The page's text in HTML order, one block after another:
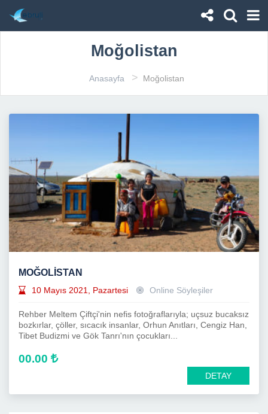
Moğolistan
Anasayfa > Moğolistan
MOĞOLİSTAN
10 Mayıs 2021, Pazartesi Online Söyleşiler
Rehber Meltem Çiftçi'nin nefis fotoğraflarıyla; uçsuz bucaksız
bozkırlar, çöller, sıcacık insanlar, Orhun Anıtları, Cengiz Han,
Tibet Budizmi ve Gök Tanrı'nın çocukları...
00.00
DETAY